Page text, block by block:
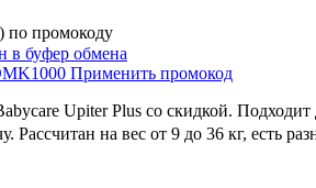
по промокоду
в буфер обмена
Применить промокод
Upiter Plus со скидкой.
Рассчитан на вес от 9 до 36 кг, есть